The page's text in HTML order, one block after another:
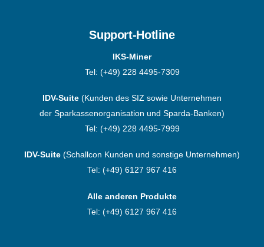
Support-Hotline
IKS-Miner
Tel: (+49) 228 4495-7309
IDV-Suite (Kunden des SIZ sowie Unternehmen
der Sparkassenorganisation und Sparda-Banken)
Tel: (+49) 228 4495-7999
IDV-Suite (Schallcon Kunden und sonstige Unternehmen)
Tel: (+49) 6127 967 416
Alle anderen Produkte
Tel: (+49) 6127 967 416